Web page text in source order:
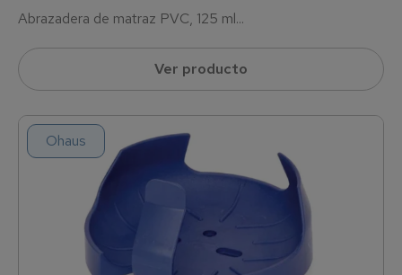
Abrazadera de matraz PVC, 125 ml...
Ver producto
Ohaus